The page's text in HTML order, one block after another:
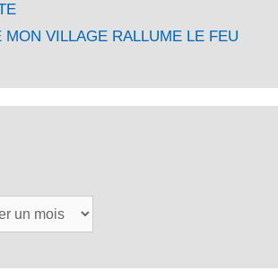
MON VILLAGE RALLUME LE FEU